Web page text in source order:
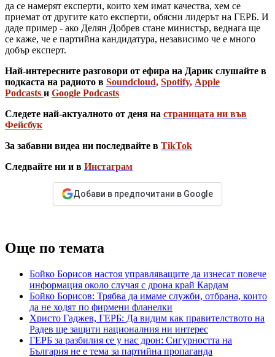
да се намерят експерти, които хем имат качества, хем се
приемат от другите като експерти, обясни лидерът на ГЕРБ. И
даде пример - ако Делян Добрев стане министър, веднага ще
се каже, че е партийна кандидатура, независимо че е много
добър експерт.
Най-интересните разговори от ефира на Дарик слушайте в
подкаста на радиото в Soundcloud, Spotify, Apple
Podcasts и Google Podcasts
Следете най-актуалното от деня на страницата ни във
Фейсбук
За забавни видеа ни последвайте в TikTok
Следвайте ни и в Инстаграм
Добави в предпочитани в Google
Още по темата
Бойко Борисов настоя управляващите да изнесат повече
информация около случая с дрона край Кардам
Бойко Борисов: Трябва да имаме служби, отбрана, които
да не ходят по фирмени фланелки
Христо Гаджев, ГЕРБ: Да видим как правителството на
Радев ще защити националния ни интерес
ГЕРБ за разбилия се у нас дрон: Сигурността на
България не е тема за партийна пропаганда